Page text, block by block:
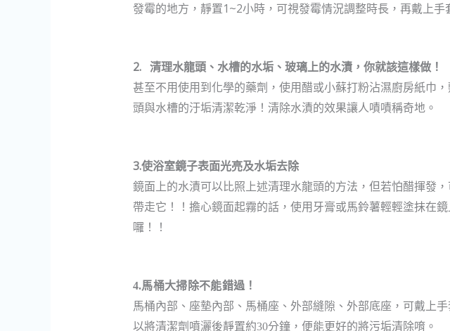
發霉的地方 ， 靜置1~2小時， 可視發霉情況調整時長 ，再戴上
2. 清理水龍頭、水槽的水垢、玻璃上的水漬， 你就該這樣做！
甚至不用使用到化學的藥劑 ， 使用醋或小蘇打粉沾濕廚房紙巾
頭與水槽的汙垢清潔乾淨！清除水漬的效果讓人嘖嘖稱奇地。
3.使浴室鏡子表面光亮及水垢去除
鏡面上的水漬可以比照上述清理水龍頭的方法 ，但若怕醋揮發
帶走它 ！ ！ 擔心鏡面起霧的話， 使用牙膏或馬鈴薯輕輕塗抹在鏡
囉 ！！
4.馬桶大掃除不能錯過！
馬桶內部、座墊內部、馬桶座、外部縫隙、外部底座 ，可戴上
以將清潔劑噴灑後靜置約30分鐘，便能更好的將污垢清除唷。